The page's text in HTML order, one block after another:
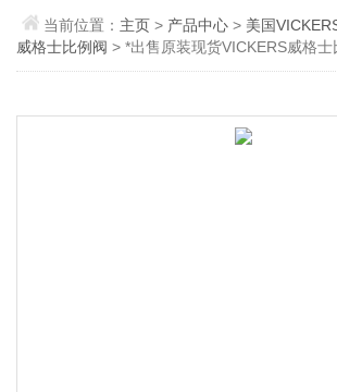
当前位置： 主页> 产品中心 > 美国
威格士比例阀 > *出售原装现货VICKERS威格士